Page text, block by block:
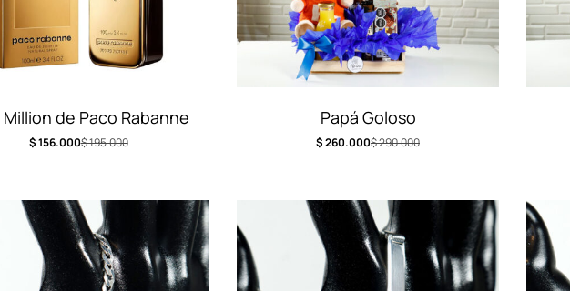
de Paco Rabanne
$195.000
$156.000
Papá Goloso
$290.000
$260.000